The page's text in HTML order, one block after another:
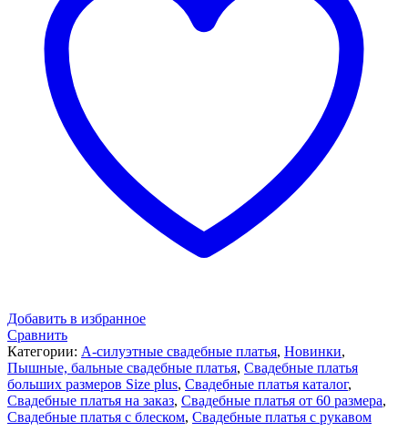
Добавить в избранное
Сравнить
Категории: А-силуэтные свадебные платья, Новинки,
Пышные, бальные свадебные платья, Свадебные платья
больших размеров Size plus, Свадебные платья каталог,
Свадебные платья на заказ, Свадебные платья от 60 размера,
Свадебные платья с блеском, Свадебные платья с рукавом